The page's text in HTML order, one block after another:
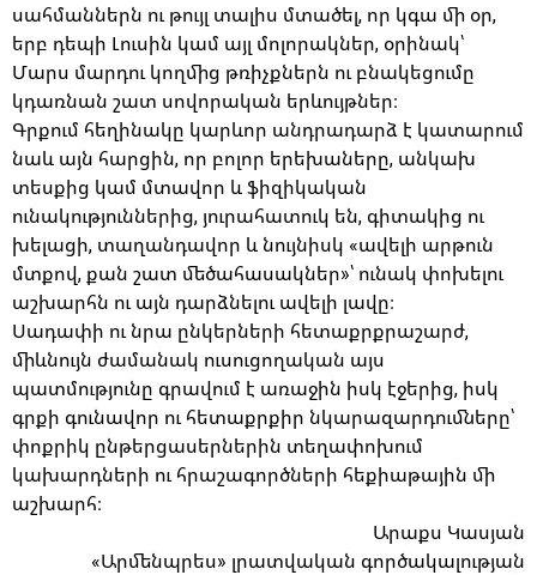
սահմաններն ու թույլ տալիս մտածել, որ կգա մի օր,
երբ դեպի Լուսին կամ այլ մոլորակներ, օրինակ՝
Մարս մարդու կողմից թռիչքներն ու բնակեցումը
կդառնան շատ սովորական երևույթներ։
Գրքում հեղինակը կարևոր անդրադարձ է կատարում
նաև այն հարցին, որ բոլոր երեխաները, անկախ
տեսքից կամ մտավոր և ֆիզիկական
ունակություններից, յուրահատուկ են, գիտակից ու
խելացի, տաղանդավոր և նույնիսկ «ավելի արթուն
մտքով, քան շատ մեծահասակներ»՝ ունակ փոխելու
աշխարհն ու այն դարձնելու ավելի լավը։
Սադափի ու նրա ընկերների հետաքրքրաշարժ,
միևնույն ժամանակ ուսուցողական այս
պատմությունը գրավում է առաջին իսկ էջերից, իսկ
գրքի գունավոր ու հետաքրքիր նկարազարդումները՝
փոքրիկ ընթերցասերներին տեղափոխում
կախարդների ու հրաշագործների հեքիաթային մի
աշխարհ։
Արաքս Կասյան
«Արմենպրես» լրատվական գործակալության